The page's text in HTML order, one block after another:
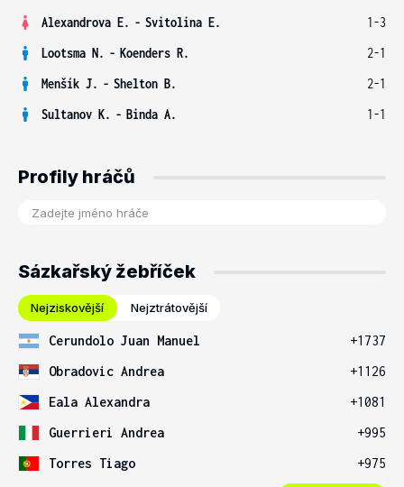
Alexandrova E. - Svitolina E.
1-3
Lootsma N. - Koenders R.
2-1
Menšík J. - Shelton B.
2-1
Sultanov K. - Binda A. 1-1
Profily hráčů
Sázkařský žebříček
Nejziskovější Nejztrátovější
Cerundolo Juan Manuel
+1737
Obradovic Andrea
+1126
Eala Alexandra
+1081
Guerrieri Andrea
+995
Torres Tiago
+975